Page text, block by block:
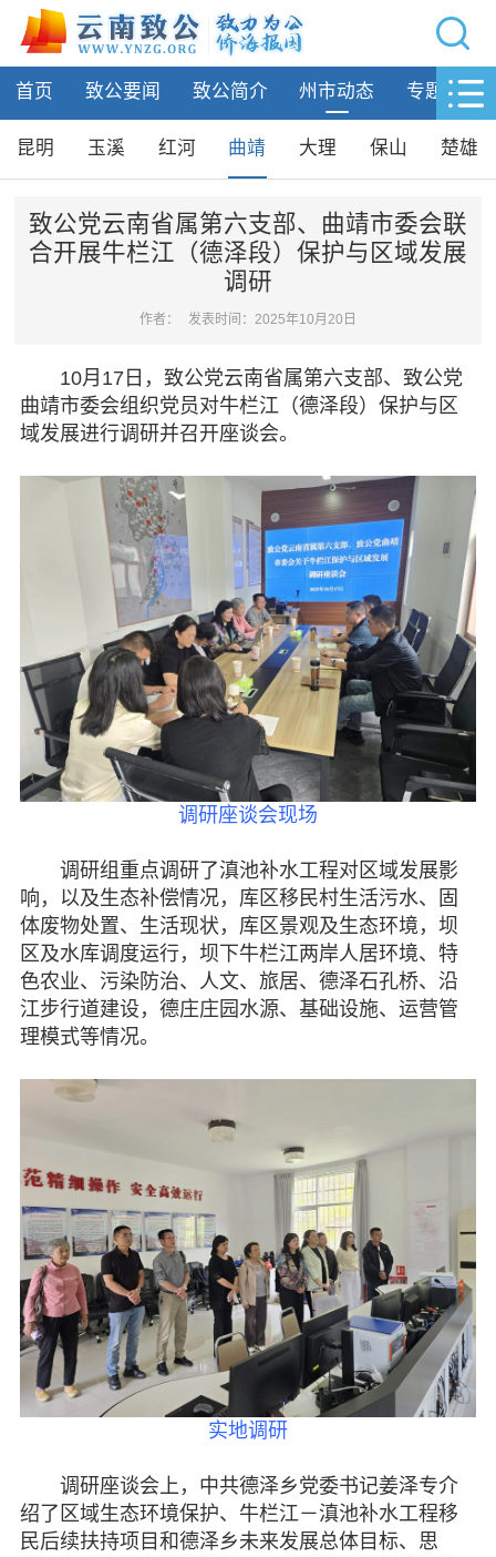
网站导航
首页
致公要闻
州市动态
昆明
玉溪
曲靖
大理
楚雄
昭通
丽江
普洱
专题活动
履行职责
自身建设
致公风采
书香机关
电子杂志
图片欣赏
联系我们
媒体报道
脱贫攻坚
侨海动态
七彩云南
首页 致公要闻 致公简介 州市动态 专题活动
昆明 玉溪 红河 曲靖 大理 保山 楚雄
致公党云南省属第六支部、曲靖市委会联
合开展牛栏江（德泽段）保护与区域发展
调研
作者： 发表时间：2025年10月20日
10月17日，致公党云南省属第六支部、致公党
曲靖市委会组织党员对牛栏江（德泽段）保护与区
域发展进行调研并召开座谈会。
调研座谈会现场
调研组重点调研了滇池补水工程对区域发展影
响，以及生态补偿情况，库区移民村生活污水、固
体废物处置、生活现状，库区景观及生态环境，坝
区及水库调度运行，坝下牛栏江两岸人居环境、特
色农业、污染防治、人文、旅居、德泽石孔桥、沿
江步行道建设，德庄庄园水源、基础设施、运营管
理模式等情况。
实地调研
调研座谈会上，中共德泽乡党委书记姜泽专介
绍了区域生态环境保护、牛栏江－滇池补水工程移
民后续扶持项目和德泽乡未来发展总体目标、思